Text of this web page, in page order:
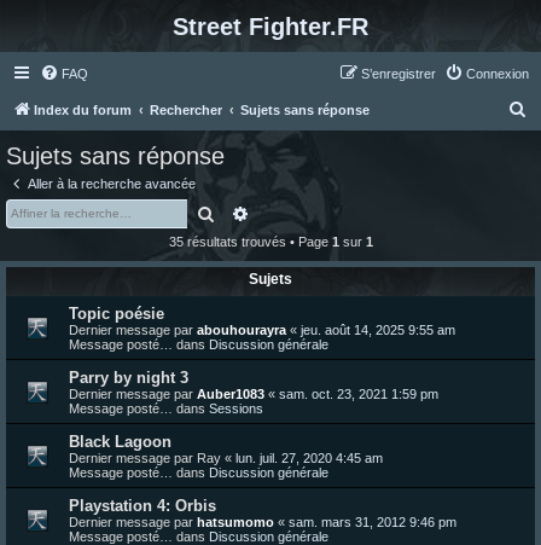
Street Fighter.FR
FAQ Connexion
S’enregistrer
Index du forum Rechercher Sujets sans réponse
Sujets sans réponse
Aller à la recherche avancée
RechercherRecherche avancée
35 résultats trouvés • Page 1 sur 1
Sujets
Topic poésie
Dernier message par abouhourayra « jeu. août 14, 2025 9:55 am
Message posté… dans Discussion générale
Parry by night 3
Dernier message par Auber1083 « sam. oct. 23, 2021 1:59 pm
Message posté… dans Sessions
Black Lagoon
Dernier message par Ray « lun. juil. 27, 2020 4:45 am
Message posté… dans Discussion générale
Playstation 4: Orbis
Dernier message par hatsumomo « sam. mars 31, 2012 9:46 pm
Message posté… dans Discussion générale